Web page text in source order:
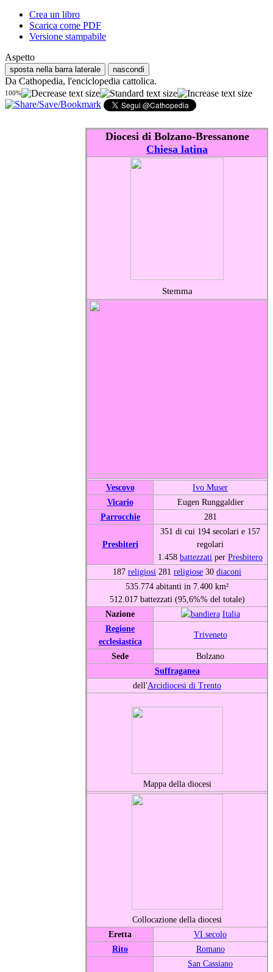
Crea un libro
Scarica come PDF
Versione stampabile
Aspetto
sposta nella barra laterale nascondi
Da Cathopedia, l'enciclopedia cattolica.
100%
Diocesi di Bolzano-Bressanone
Chiesa latina
Stemma
Vescovo
Ivo Muser
Vicario
Eugen Runggaldier
Parrocchie
281
Presbiteri
351 di cui 194 secolari e 157
regolari
1.458 battezzati per Presbitero
187 religiosi 281 religiose 30 diaconi
535.774 abitanti in 7.400 km²
512.017 battezzati (95,6%% del totale)
Nazione
Italia
Regione
ecclesiastica
Triveneto
Sede
Bolzano
Suffraganea
dell'Arcidiocesi di Trento
Mappa della diocesi
Collocazione della diocesi
Eretta
VI secolo
Rito
Romano
San Cassiano